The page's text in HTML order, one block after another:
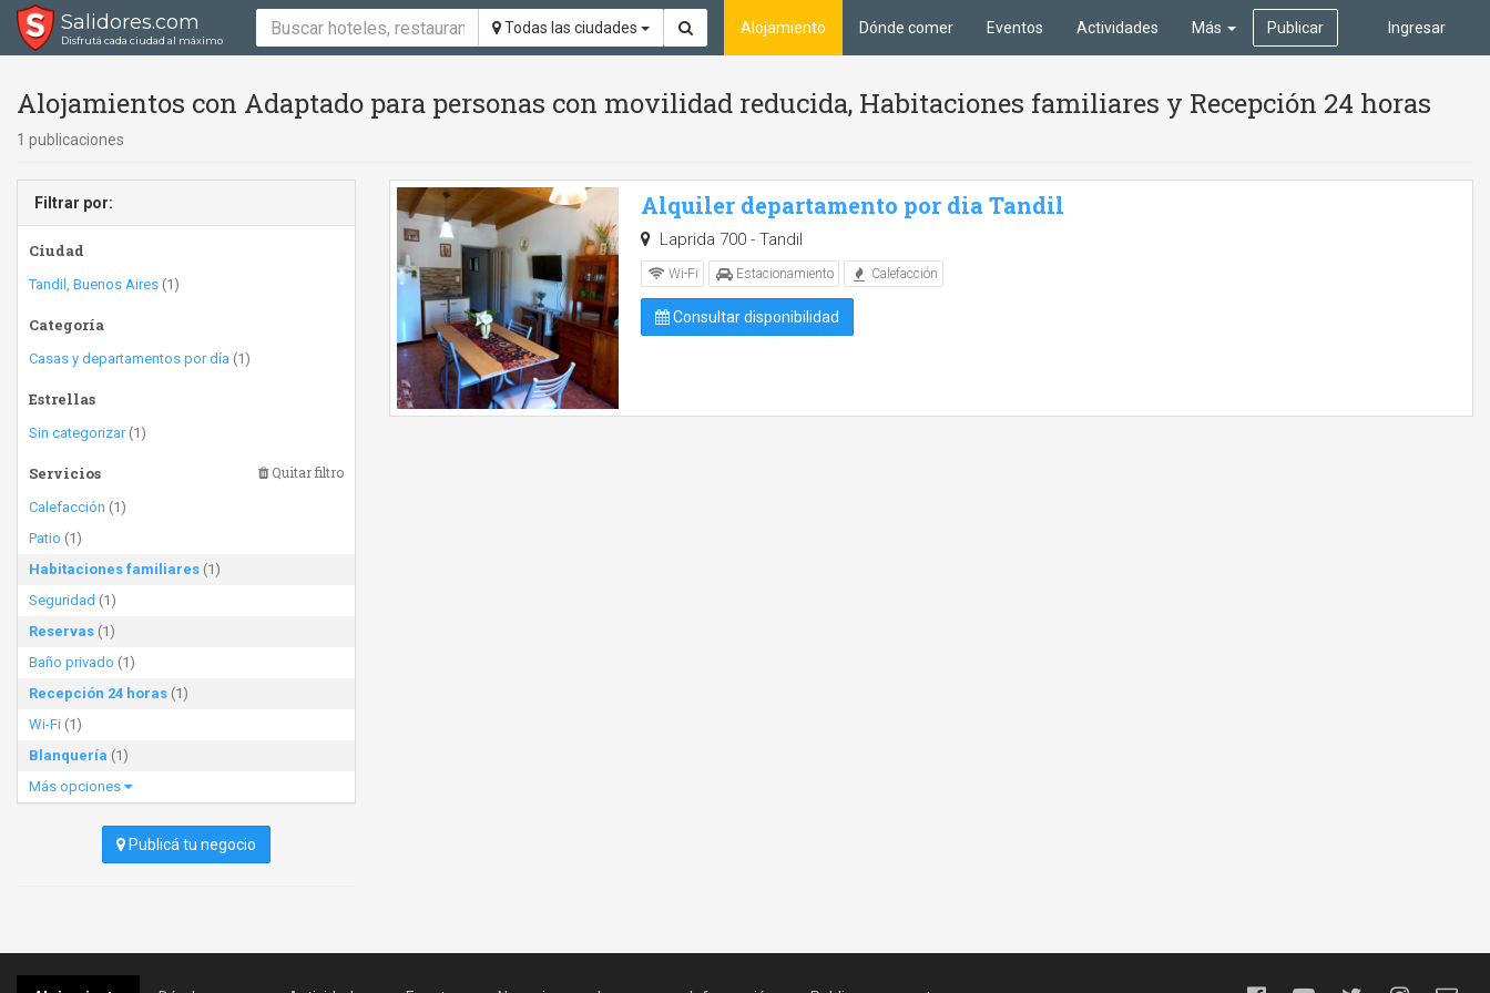
Salidores.com
Disfrutá cada ciudad al máximo
Todas las ciudades Ingresar
Alojamiento Dónde comer Eventos Actividades Más Publicar
Alojamientos con Adaptado para personas con movilidad reducida, Habitaciones familiares y Recepción 24 horas
1 publicaciones
Filtrar por:
Ciudad
Tandil, Buenos Aires (1)
Categoría
Casas y departamentos por día (1)
Estrellas
Sin categorizar(1)
Servicios Quitar filtro
Calefacción (1)
Patio (1)
Habitaciones familiares (1)
Seguridad (1)
Reservas (1)
Baño privado (1)
Recepción 24 horas (1)
Wi-Fi (1)
Blanquería (1)
Más opciones
Publicá tu negocio
Alquiler departamento por dia Tandil
Laprida 700 - Tandil
Wi-Fi Estacionamiento Calefacción
Consultar disponibilidad